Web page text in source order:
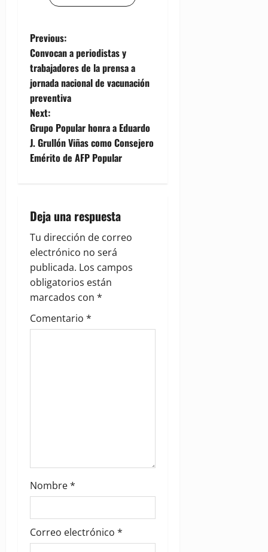
P
o
s
t
n
a
i
g
a
t
i
Previous:
Convocan a periodistas y
trabajadores de la prensa a
jornada nacional de vacunación
preventiva
Next:
Grupo Popular honra a Eduardo
J. Grullón Viñas como Consejero
Emérito de AFP Popular
Deja una respuesta
Tu dirección de correo
electrónico no será
publicada. Los campos
obligatorios están
marcados con *
Comentario *
Nombre*
Correo electrónico *